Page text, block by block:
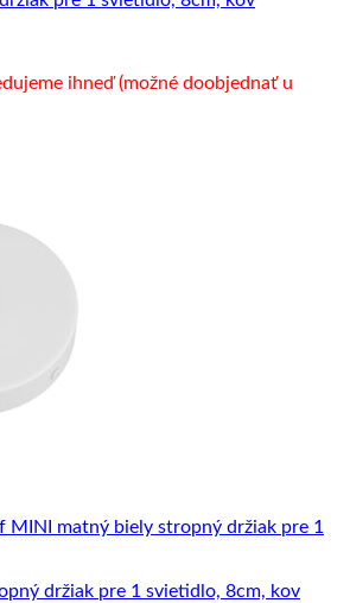
ihneď (možné doobjednať u
držiak pre 1 svietidlo, 8cm, kov